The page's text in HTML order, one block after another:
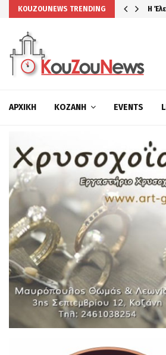
KOUZOUNEWS TRENDING Η
ΑΡΧΙΚΉ ΚΟΖΆΝΗ EVENTS